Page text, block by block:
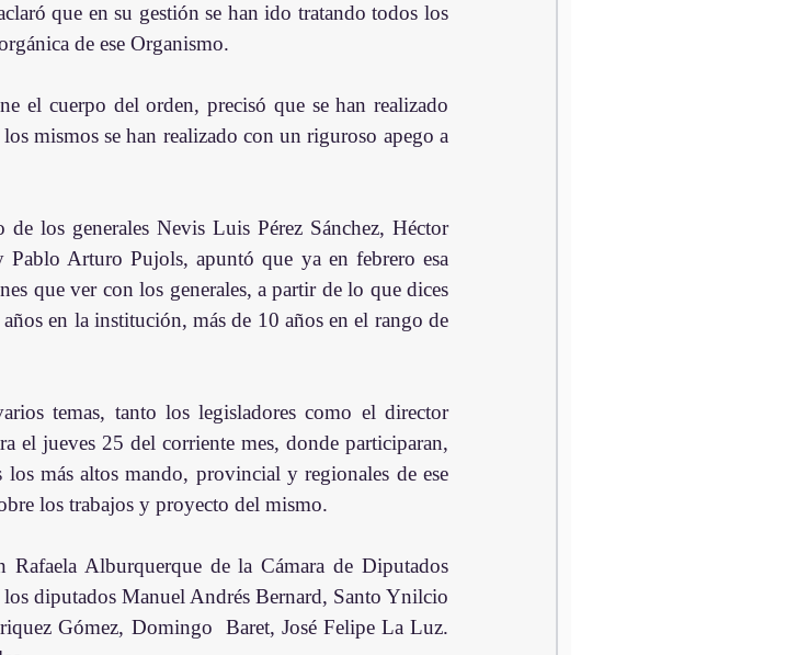
que en su gestión se han ido tratando todos los
de ese Organismo.
el cuerpo del orden, precisó que se han realizado
mismos se han realizado con un riguroso apego a
Pablo Arturo Pujols, apuntó que ya en febrero esa
que ver con los generales, a partir de lo que dices
en la institución, más de 10 años en el rango de
temas, tanto los legisladores como el director
el jueves 25 del corriente mes, donde participaran,
más altos mando, provincial y regionales de ese
los trabajos y proyecto del mismo.
Alburquerque de la Cámara de Diputados
diputados Manuel Andrés Bernard, Santo Ynilcio
Gómez, Domingo  Baret, José Felipe La Luz.